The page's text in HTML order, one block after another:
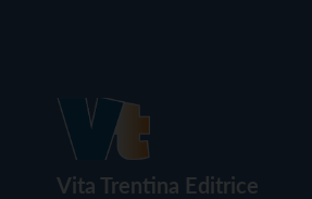
Vita Trentina Editrice